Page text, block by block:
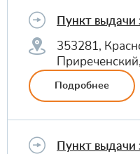
Пункт выдачи
353281,
Подробнее
Пункт выдачи